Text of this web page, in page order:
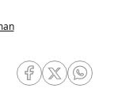
RRSS Facebook
RRSSRRSS